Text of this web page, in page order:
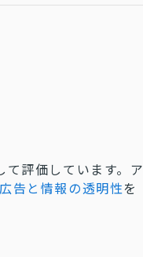
評価しています。ア
広告と情報の透明性を